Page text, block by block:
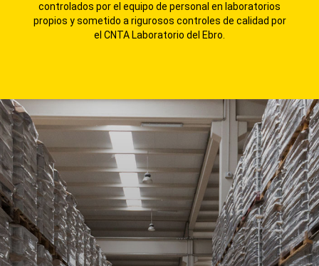
controlados por el equipo de personal en laboratorios
propios y sometido a rigurosos controles de calidad por
el CNTA Laboratorio del Ebro.